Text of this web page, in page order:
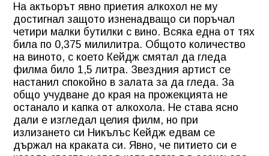
На актьорът явно приетия алкохол не му
достигнал защото изненадващо си поръчал
четири малки бутилки с вино. Всяка една от тях
била по 0,375 милилитра. Общото количество
на виното, с което Кейдж смятал да гледа
филма било 1,5 литра. Звездния артист се
настанил спокойно в залата за да гледа. За
общо учудване до края на прожекцията не
останало и капка от алкохола. Не става ясно
дали е изгледал целия филм, но при
излизането си Никълъс Кейдж едвам се
държал на краката си. Явно, че питието си е